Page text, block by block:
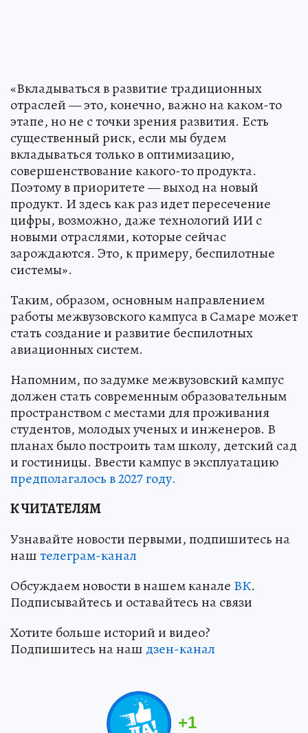
«Вкладываться в развитие традиционных
отраслей — это, конечно, важно на каком-то
этапе, но не с точки зрения развития. Есть
существенный риск, если мы будем
вкладываться только в оптимизацию,
совершенствование какого-то продукта.
Поэтому в приоритете — выход на новый
продукт. И здесь как раз идет пересечение
цифры, возможно, даже технологий ИИ с
новыми отраслями, которые сейчас
зарождаются. Это, к примеру, беспилотные
системы».
Таким, образом, основным направлением
работы межвузовского кампуса в Самаре может
стать создание и развитие беспилотных
авиационных систем.
Напомним, по задумке межвузовский кампус
должен стать современным образовательным
пространством с местами для проживания
студентов, молодых ученых и инженеров. В
планах было построить там школу, детский сад
и гостиницы. Ввести кампус в эксплуатацию
предполагалось в 2027 году.
К ЧИТАТЕЛЯМ
Узнавайте новости первыми, подпишитесь на
наштелеграм-канал
Обсуждаем новости в нашем канале ВК.
Подписывайтесь и оставайтесь на связи
Хотите больше историй и видео?
Подпишитесь на наш дзен-канал
+1